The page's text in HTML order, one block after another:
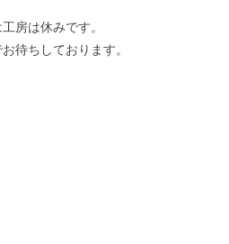
房は休みです。
待ちしております。